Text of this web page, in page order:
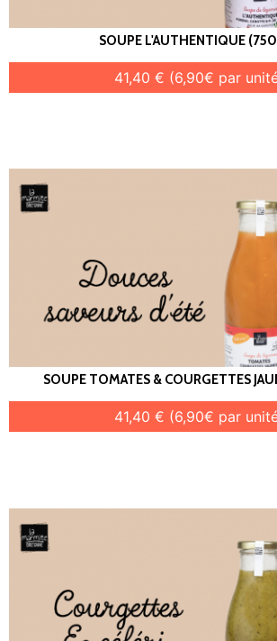
SOUPE L'AUTHENTIQUE
41,40 € (6,90€ par
SOUPE TOMATES & COURGETTES
41,40 € (6,90€ par